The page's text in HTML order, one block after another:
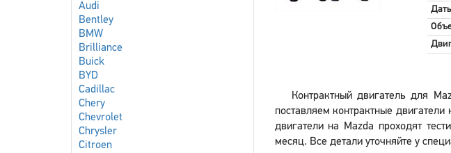
Audi
Bentley
BMW
Brilliance
Buick
BYD
Cadillac
Chery
Chevrolet
Chrysler
Citroen
Контрактный двигатель для
поставляем контрактные
двигатели на Mazda проходят
месяц. Все детали уточняйте у